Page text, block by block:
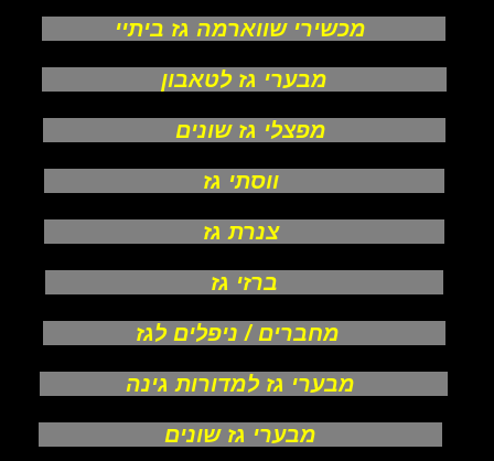
מכשירי שווארמה גז ביתיי
מבערי גז לטאבון
מפצלי גז שונים
ווסתי גז
צנרת גז
ברזי גז
מחברים / ניפלים לגז
מבערי גז למדורות גינה
מבערי גז שונים